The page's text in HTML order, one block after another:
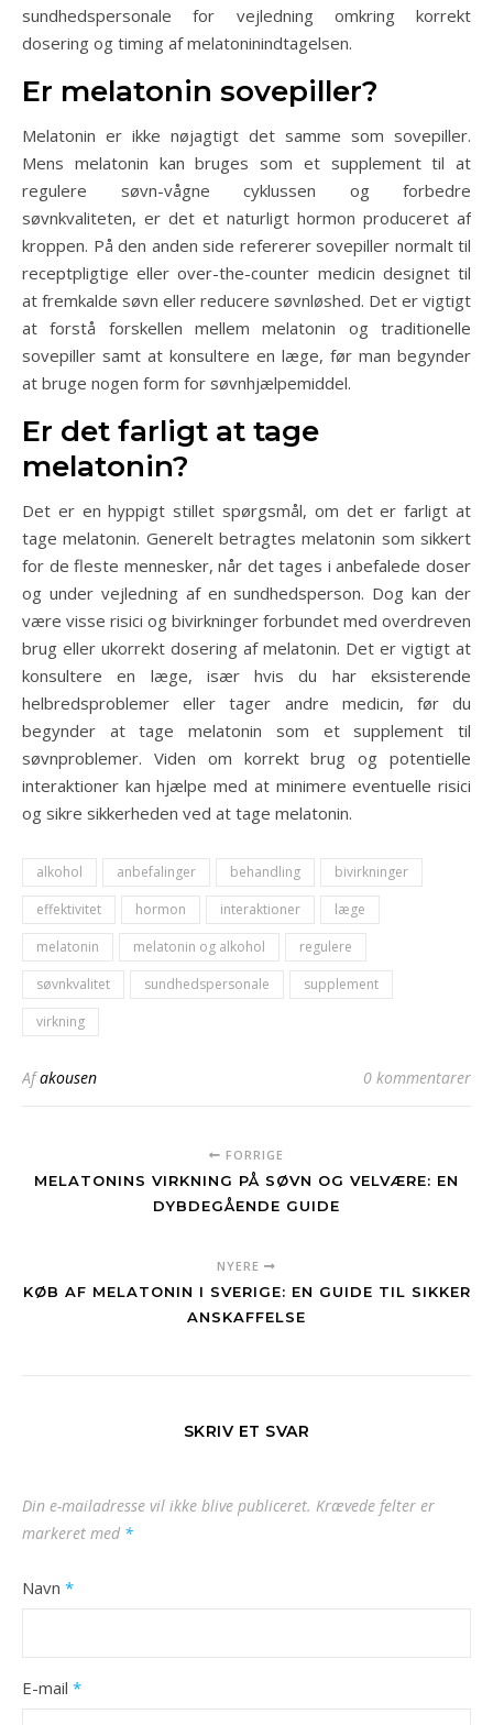
sundhedspersonale for vejledning omkring korrekt
dosering og timing af melatoninindtagelsen.
Er melatonin sovepiller?
Melatonin er ikke nøjagtigt det samme som sovepiller.
Mens melatonin kan bruges som et supplement til at
regulere søvn-vågne cyklussen og forbedre
søvnkvaliteten, er det et naturligt hormon produceret af
kroppen. På den anden side refererer sovepiller normalt til
receptpligtige eller over-the-counter medicin designet til
at fremkalde søvn eller reducere søvnløshed. Det er vigtigt
at forstå forskellen mellem melatonin og traditionelle
sovepiller samt at konsultere en læge, før man begynder
at bruge nogen form for søvnhjælpemiddel.
Er det farligt at tage
melatonin?
Det er en hyppigt stillet spørgsmål, om det er farligt at
tage melatonin. Generelt betragtes melatonin som sikkert
for de fleste mennesker, når det tages i anbefalede doser
og under vejledning af en sundhedsperson. Dog kan der
være visse risici og bivirkninger forbundet med overdreven
brug eller ukorrekt dosering af melatonin. Det er vigtigt at
konsultere en læge, især hvis du har eksisterende
helbredsproblemer eller tager andre medicin, før du
begynder at tage melatonin som et supplement til
søvnproblemer. Viden om korrekt brug og potentielle
interaktioner kan hjælpe med at minimere eventuelle risici
og sikre sikkerheden ved at tage melatonin.
alkohol anbefalinger behandling
bivirkninger
effektivitet
hormon interaktioner
læge
melatonin
melatonin og alkohol
regulere
søvnkvalitet
sundhedspersonale
supplement
virkning
Afakousen 0 kommentarer
FORRIGE
MELATONINS VIRKNING PÅ SØVN OG VELVÆRE: EN
DYBDEGÅENDE GUIDE
NYERE
KØB AF MELATONIN I SVERIGE: EN GUIDE TIL SIKKER
ANSKAFFELSE
SKRIV ET SVAR
Din e-mailadresse vil ikke blive publiceret. Krævede felter er
markeret med *
Navn *
E-mail *